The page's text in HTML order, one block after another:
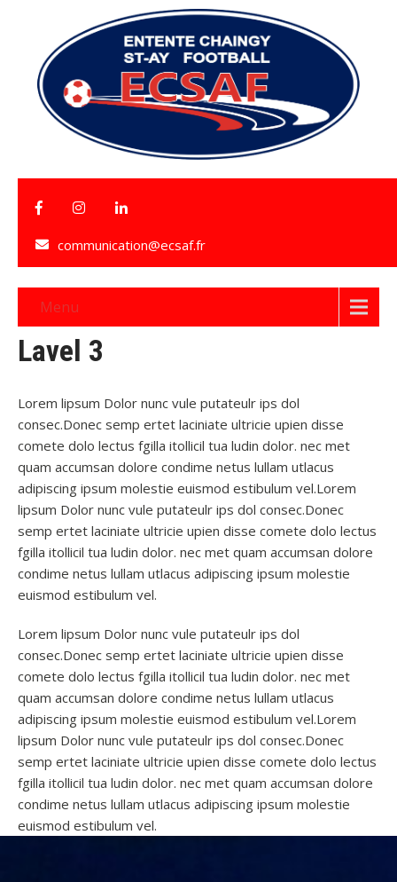
communication@ecsaf.fr
Menu
Lavel 3
Lorem lipsum Dolor nunc vule putateulr ips dol
consec.Donec semp ertet laciniate ultricie upien disse
comete dolo lectus fgilla itollicil tua ludin dolor. nec met
quam accumsan dolore condime netus lullam utlacus
adipiscing ipsum molestie euismod estibulum vel.Lorem
lipsum Dolor nunc vule putateulr ips dol consec.Donec
semp ertet laciniate ultricie upien disse comete dolo lectus
fgilla itollicil tua ludin dolor. nec met quam accumsan dolore
condime netus lullam utlacus adipiscing ipsum molestie
euismod estibulum vel.
Lorem lipsum Dolor nunc vule putateulr ips dol
consec.Donec semp ertet laciniate ultricie upien disse
comete dolo lectus fgilla itollicil tua ludin dolor. nec met
quam accumsan dolore condime netus lullam utlacus
adipiscing ipsum molestie euismod estibulum vel.Lorem
lipsum Dolor nunc vule putateulr ips dol consec.Donec
semp ertet laciniate ultricie upien disse comete dolo lectus
fgilla itollicil tua ludin dolor. nec met quam accumsan dolore
condime netus lullam utlacus adipiscing ipsum molestie
euismod estibulum vel.